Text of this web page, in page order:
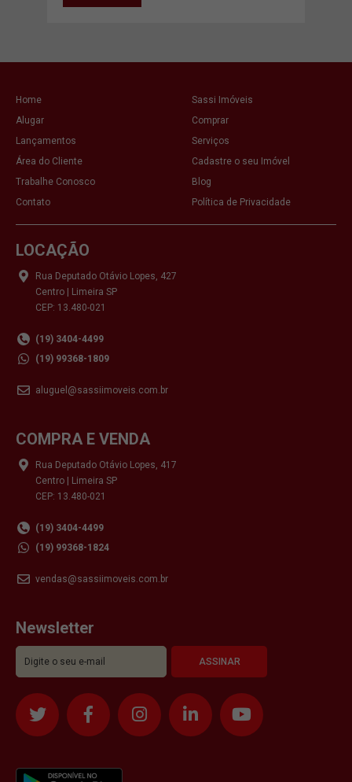
Home
Sassi Imóveis
Alugar
Comprar
Lançamentos
Serviços
Área do Cliente
Cadastre o seu Imóvel
Trabalhe Conosco
Blog
Contato
Política de Privacidade
LOCAÇÃO
Rua Deputado Otávio Lopes, 427
Centro | Limeira SP
CEP: 13.480-021
(19) 3404-4499
(19) 99368-1809
aluguel@sassiimoveis.com.br
COMPRA E VENDA
Rua Deputado Otávio Lopes, 417
Centro | Limeira SP
CEP: 13.480-021
(19) 3404-4499
(19) 99368-1824
vendas@sassiimoveis.com.br
Newsletter